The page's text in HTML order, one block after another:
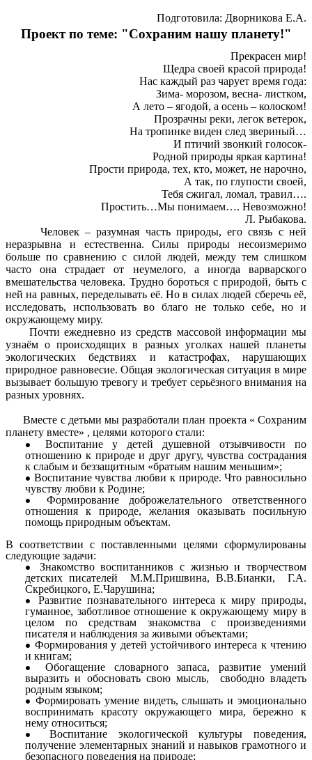
Подготовила: Дворникова Е.А.
Проект по теме: "Сохраним нашу планету!"
Прекрасен мир!
Щедра своей красой природа!
Нас каждый раз чарует время года:
Зима- морозом, весна- листком,
А лето – ягодой, а осень – колоском!
Прозрачны реки, легок ветерок,
На тропинке виден след звериный…
И птичий звонкий голосок-
Родной природы яркая картина!
Прости природа, тех, кто, может, не нарочно,
А так, по глупости своей,
Тебя сжигал, ломал, травил….
Простить…Мы понимаем…. Невозможно!
Л. Рыбакова.
Человек – разумная часть природы, его связь с ней
неразрывна и естественна. Силы природы несоизмеримо
больше по сравнению с силой людей, между тем слишком
часто она страдает от неумелого, а иногда варварского
вмешательства человека. Трудно бороться с природой, быть с
ней на равных, переделывать её. Но в силах людей сберечь её,
исследовать, использовать во благо не только себе, но и
окружающему миру.
Почти ежедневно из средств массовой информации мы
узнаём о происходящих в разных уголках нашей планеты
экологических бедствиях и катастрофах, нарушающих
природное равновесие. Общая экологическая ситуация в мире
вызывает большую тревогу и требует серьёзного внимания на
разных уровнях.
Вместе с детьми мы разработали план проекта « Сохраним
планету вместе» , целями которого стали:
Воспитание у детей душевной отзывчивости по
отношению к природе и друг другу, чувства сострадания
к слабым и беззащитным «братьям нашим меньшим»;
Воспитание чувства любви к природе. Что равносильно
чувству любви к Родине;
Формирование доброжелательного ответственного
отношения к природе, желания оказывать посильную
помощь природным объектам.
В соответствии с поставленными целями сформулированы
следующие задачи:
Знакомство воспитанников с жизнью и творчеством
детских писателей М.М.Пришвина, В.В.Бианки, Г.А.
Скребицкого, Е.Чарушина;
Развитие познавательного интереса к миру природы,
гуманное, заботливое отношение к окружающему миру в
целом по средствам знакомства с произведениями
писателя и наблюдения за живыми объектами;
Формирования у детей устойчивого интереса к чтению
и книгам;
Обогащение словарного запаса, развитие умений
выразить и обосновать свою мысль, свободно владеть
родным языком;
Формировать умение видеть, слышать и эмоционально
воспринимать красоту окружающего мира, бережно к
нему относиться;
Воспитание экологической культуры поведения,
получение элементарных знаний и навыков грамотного и
безопасного поведения на природе;